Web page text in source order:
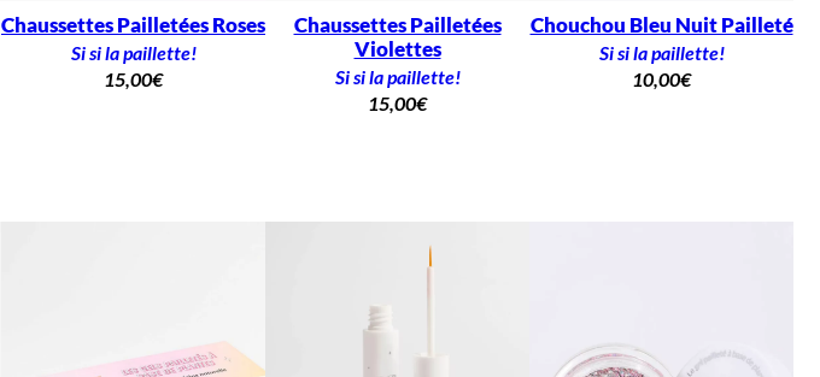
Chaussettes Pailletées Roses
Si si la paillette!
15,00€
Chaussettes Pailletées
Violettes
Si si la paillette!
15,00€
Chouchou Bleu Nuit Pailleté
Si si la paillette!
10,00€